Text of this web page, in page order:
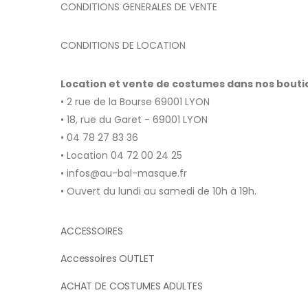
CONDITIONS GENERALES DE VENTE
CONDITIONS DE LOCATION
Location et vente de costumes dans nos
• 2 rue de la Bourse 69001 LYON
• 18, rue du Garet - 69001 LYON
• 04 78 27 83 36
• Location 04 72 00 24 25
• infos@au-bal-masque.fr
• Ouvert du lundi au samedi de 10h à 19h.
ACCESSOIRES
Accessoires OUTLET
ACHAT DE COSTUMES ADULTES